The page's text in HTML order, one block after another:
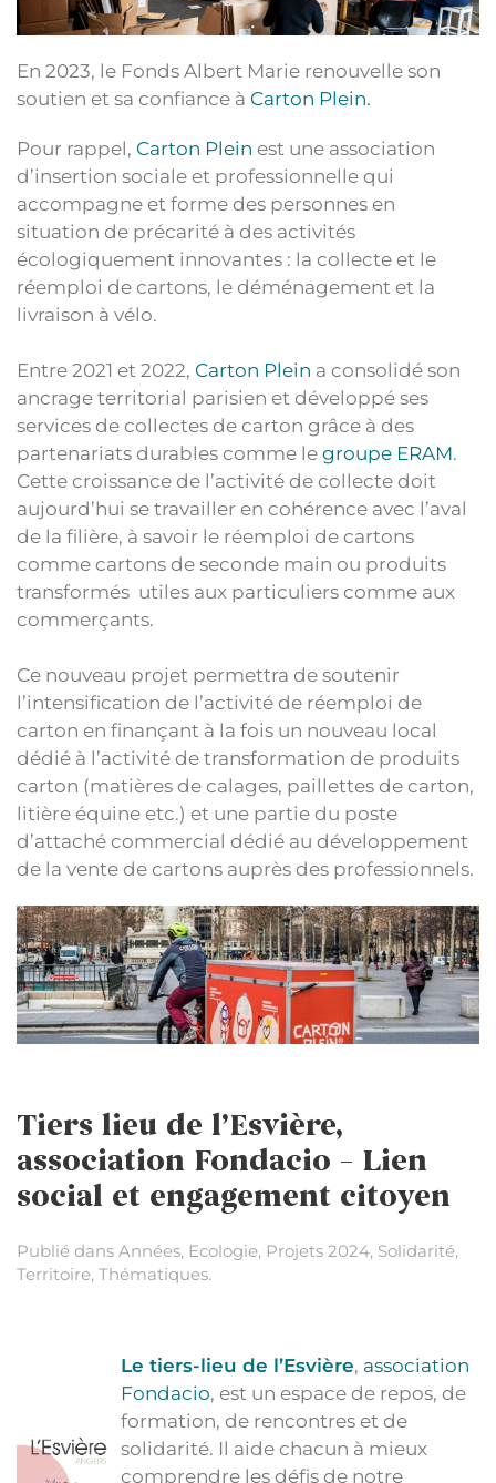
En 2023, le Fonds Albert Marie renouvelle son
soutien et sa confiance à Carton Plein.
Pour rappel, Carton Plein est une association
d’insertion sociale et professionnelle qui
accompagne et forme des personnes en
situation de précarité à des activités
écologiquement innovantes : la collecte et le
réemploi de cartons, le déménagement et la
livraison à vélo.
Entre 2021 et 2022, Carton Plein a consolidé son
ancrage territorial parisien et développé ses
services de collectes de carton grâce à des
partenariats durables comme le groupe ERAM.
Cette croissance de l’activité de collecte doit
aujourd’hui se travailler en cohérence avec l’aval
de la filière, à savoir le réemploi de cartons
comme cartons de seconde main ou produits
transformés utiles aux particuliers comme aux
commerçants.
Ce nouveau projet permettra de soutenir
l’intensification de l’activité de réemploi de
carton en finançant à la fois un nouveau local
dédié à l’activité de transformation de produits
carton (matières de calages, paillettes de carton,
litière équine etc.) et une partie du poste
d’attaché commercial dédié au développement
de la vente de cartons auprès des professionnels.
Tiers lieu de l’Esvière,
association Fondacio – Lien
social et engagement citoyen
Publié dans Années, Ecologie, Projets 2024, Solidarité,
Territoire, Thématiques.
Le tiers-lieu de l’Esvière, association
Fondacio, est un espace de repos, de
formation, de rencontres et de
solidarité. Il aide chacun à mieux
comprendre les défis de notre